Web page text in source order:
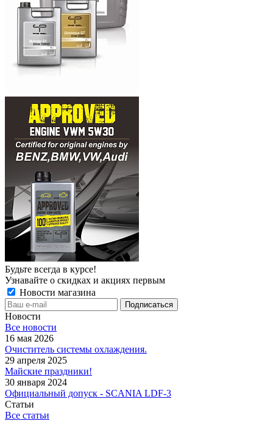
Будьте всегда в курсе!
Узнавайте о скидках и акциях первым
Новости магазина
Новости
Все новости
16 мая 2026
Очиститель системы охлаждения.
29 апреля 2025
Майские праздники!
30 января 2024
Официальный допуск - SCANIA LDF-3
Статьи
Все статьи